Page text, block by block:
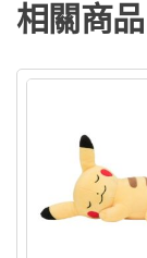
相關商品